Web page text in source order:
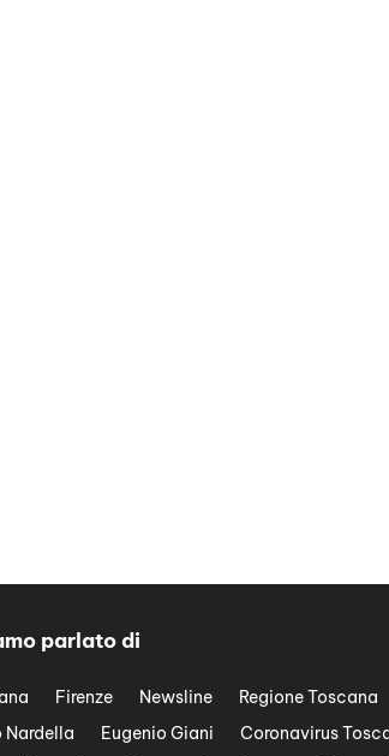
parlato di
Firenze Newsline Regione Toscana
Nardella
Eugenio Giani Coronavirus